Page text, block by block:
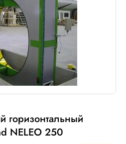
горизонтальный
NELEO 250